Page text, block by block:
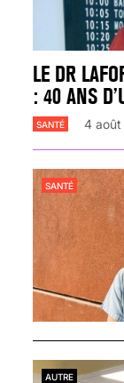
LE DR
: 40 ANS
SANTÉ 4 août
SANTÉ
AUTRE